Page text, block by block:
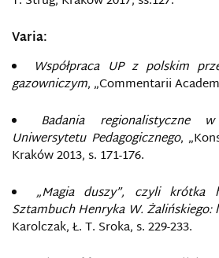
Varia:
Współpraca UP z polskim
gazowniczym, „Commentarii
Badania regionalistyczne
Uniwersytetu Pedagogicznego,
Kraków 2013, s. 171-176.
„Magia duszy”, czyli krótka
Sztambuch Henryka W.
Karolczak, Ł. T. Sroka, s. 229-233.